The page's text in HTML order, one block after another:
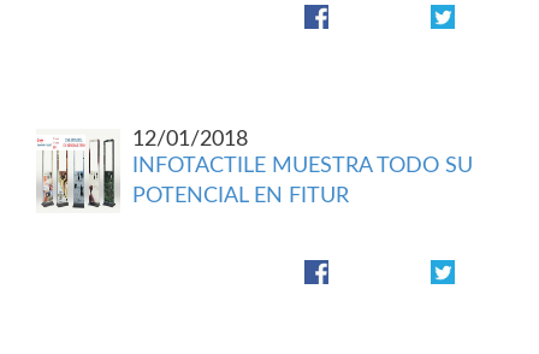
12/01/2018
INFOTACTILE MUESTRA TODO SU
POTENCIAL EN FITUR